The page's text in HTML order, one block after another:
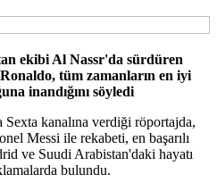
ekibi Al Nassr'da sürdüren
tüm zamanların en iyi
inandığını söyledi
Sexta kanalına verdiği röportajda,
Messi ile rekabeti, en başarılı
ve Suudi Arabistan'daki hayatı
bulundu.